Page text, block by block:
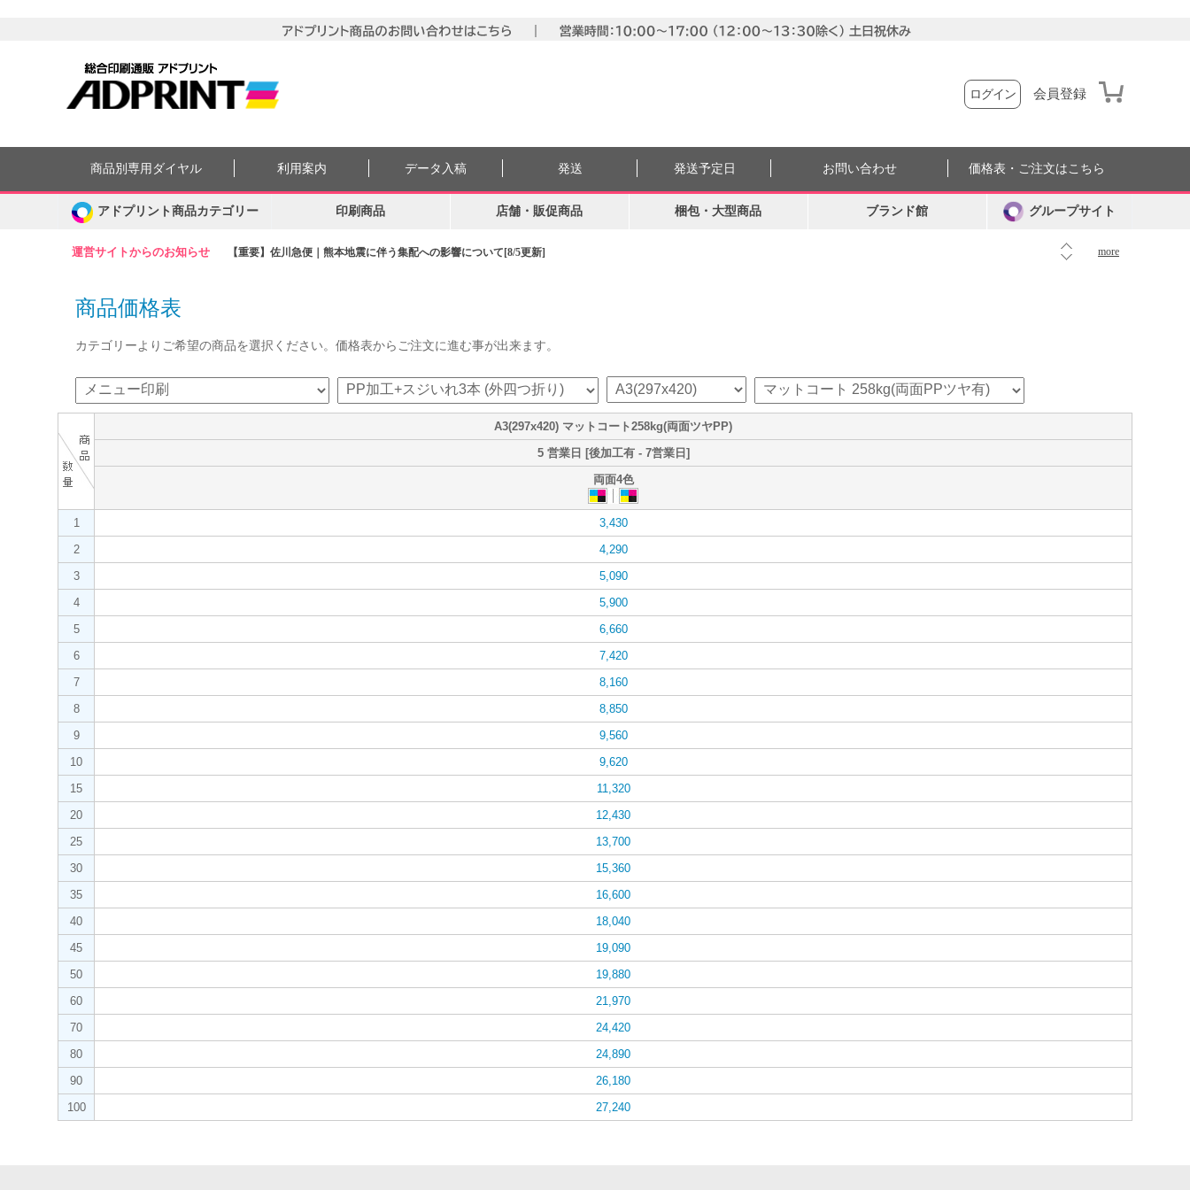
ログイン 会員登録
運営サイトからのお知らせ 【重要】佐川急便｜熊本地震に伴う集配への影響について[8/5更新] more
商品別専用ダイヤル 利用案内 データ入稿 発送 発送予定日 お問い合わせ 価格表・ご注文はこちら
アドプリント商品カテゴリー 印刷商品 店舗・販促商品 梱包・大型商品 ブランド館 グループサイト
商品価格表
カテゴリーよりご希望の商品を選択ください。価格表からご注文に進む事が出来ます。
A3(297x420) マットコート258kg(両面ツヤPP)
5 営業日 [後加工有 - 7営業日]
両面4色
1
3,430
2
4,290
3
5,090
4
5,900
5
6,660
6
7,420
7
8,160
8
8,850
9
9,560
10
9,620
15
11,320
20
12,430
25
13,700
30
15,360
35
16,600
40
18,040
45
19,090
50
19,880
60
21,970
70
24,420
80
24,890
90
26,180
100
27,240